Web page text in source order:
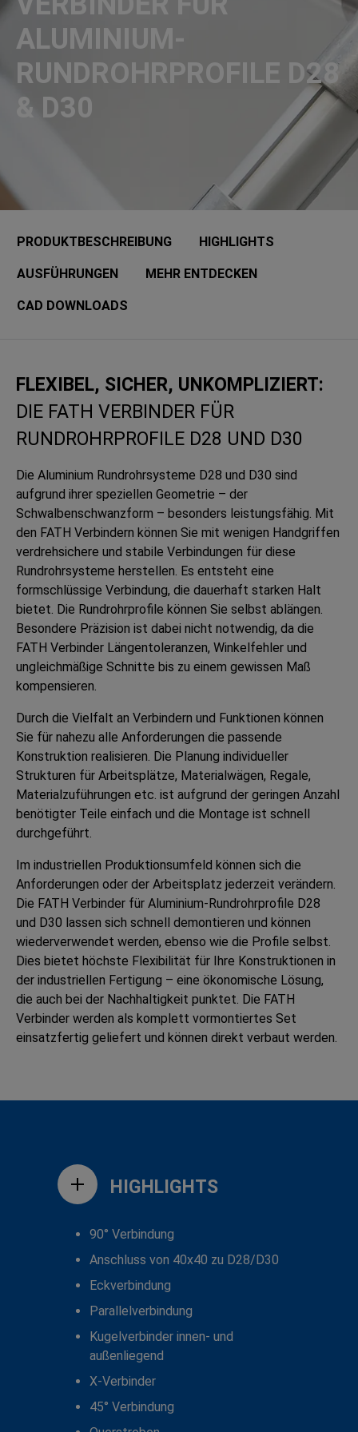
ALUMINIUM-
RUNDROHRPROFILE D28
& D30
PRODUKTBESCHREIBUNG HIGHLIGHTS
AUSFÜHRUNGEN MEHR ENTDECKEN
CAD DOWNLOADS
FLEXIBEL, SICHER, UNKOMPLIZIERT:
DIE FATH VERBINDER FÜR
RUNDROHRPROFILE D28 UND D30
Die Aluminium Rundrohrsysteme D28 und D30 sind
aufgrund ihrer speziellen Geometrie – der
Schwalbenschwanzform – besonders leistungsfähig. Mit
den FATH Verbindern können Sie mit wenigen Handgriffen
verdrehsichere und stabile Verbindungen für diese
Rundrohrsysteme herstellen. Es entsteht eine
formschlüssige Verbindung, die dauerhaft starken Halt
bietet. Die Rundrohrprofile können Sie selbst ablängen.
Besondere Präzision ist dabei nicht notwendig, da die
FATH Verbinder Längentoleranzen, Winkelfehler und
ungleichmäßige Schnitte bis zu einem gewissen Maß
kompensieren.
Durch die Vielfalt an Verbindern und Funktionen können
Sie für nahezu alle Anforderungen die passende
Konstruktion realisieren. Die Planung individueller
Strukturen für Arbeitsplätze, Materialwägen, Regale,
Materialzuführungen etc. ist aufgrund der geringen Anzahl
benötigter Teile einfach und die Montage ist schnell
durchgeführt.
Im industriellen Produktionsumfeld können sich die
Anforderungen oder der Arbeitsplatz jederzeit verändern.
Die FATH Verbinder für Aluminium-Rundrohrprofile D28
und D30 lassen sich schnell demontieren und können
wiederverwendet werden, ebenso wie die Profile selbst.
Dies bietet höchste Flexibilität für Ihre Konstruktionen in
der industriellen Fertigung – eine ökonomische Lösung,
die auch bei der Nachhaltigkeit punktet. Die FATH
Verbinder werden als komplett vormontiertes Set
einsatzfertig geliefert und können direkt verbaut werden.
HIGHLIGHTS
90° Verbindung
Anschluss von 40x40 zu D28/D30
Eckverbindung
Parallelverbindung
Kugelverbinder innen- und
außenliegend
X-Verbinder
45° Verbindung